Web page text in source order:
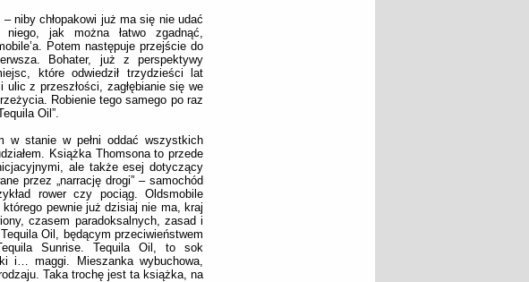
niby chłopakowi już ma się nie udać
jak można łatwo zgadnąć,
Potem następuje przejście do
Bohater, już z perspektywy
które odwiedził trzydzieści lat
z przeszłości, zagłębianie się we
Robienie tego samego po raz
Oil”.
w stanie w pełni oddać wszystkich
Książka Thomsona to przede
ale także esej dotyczący
przez „narrację drogi” – samochód
rower czy pociąg. Oldsmobile
pewnie już dzisiaj nie ma, kraj
czasem paradoksalnych, zasad i
Oil, będącym przeciwieństwem
Sunrise. Tequila Oil, to sok
i… maggi. Mieszanka wybuchowa,
Taka trochę jest ta książka, na